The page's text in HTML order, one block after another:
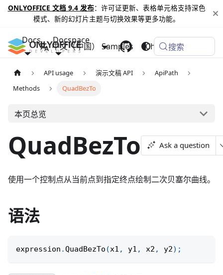
ONLYOFFICE 文档 9.4 发布：许可证更新、表格单元格支持深色
模式、新的幻灯片主题与切换效果等更多功能。
Docs Docspace
Samples Changelog
中文（中国） 搜索
API usage 演示文稿 API
ApiPath
Methods
QuadBezTo
本页总览
QuadBezTo Ask a question
使用一个控制点从当前点到指定终点绘制二次贝塞尔曲线。
语法
expression .QuadBezTo (x1 , y1 , x2 , y2) ;